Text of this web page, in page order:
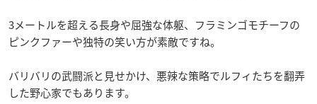
3メートルを超える長身や屈強な体躯、フラミンゴモチーフの
ピンクファーや独特の笑い方が素敵ですね。
バリバリの武闘派と見せかけ、悪辣な策略でルフィたちを翻弄
した野心家でもあります。